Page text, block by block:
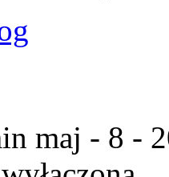
maj - 8 -